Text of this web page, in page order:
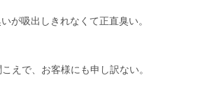
が吸出しきれなくて正直臭い。
えで、お客様にも申し訳ない。